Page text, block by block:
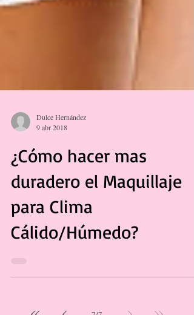
Dulce Hernández
9 abr 2018
¿Cómo hacer mas
duradero el Maquillaje
Cálido/Húmedo?